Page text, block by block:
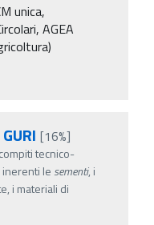
unica,
AGEA
[16%]
tecnico-
le sementi, i
i materiali di